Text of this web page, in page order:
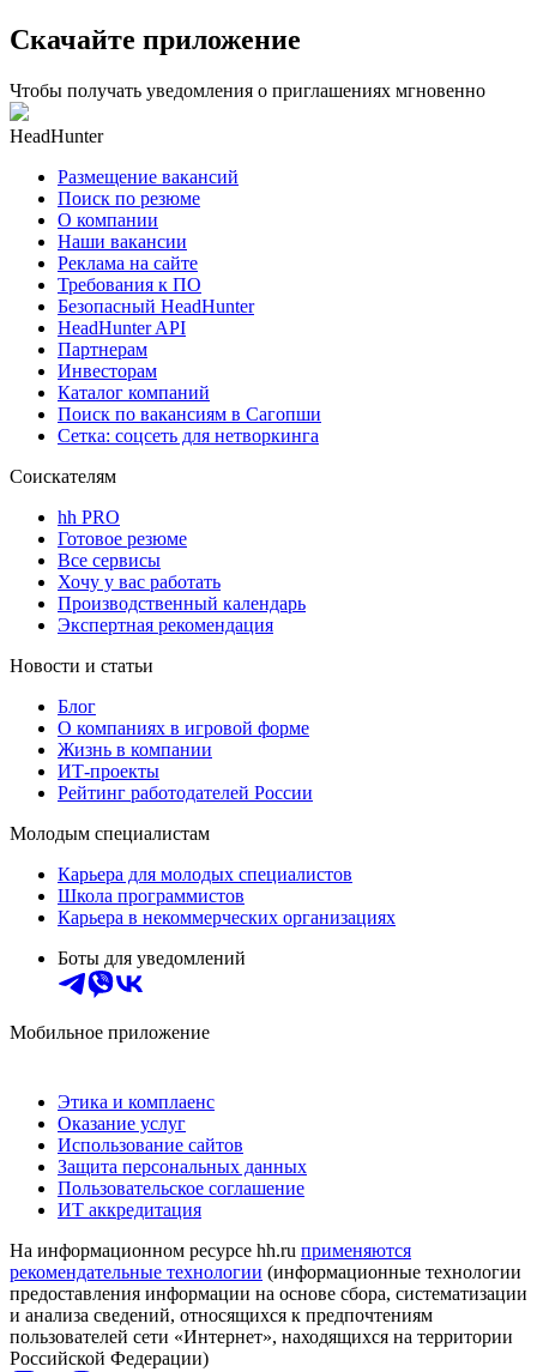
Скачайте приложение
Чтобы получать уведомления о приглашениях мгновенно
HeadHunter
Размещение вакансий
Поиск по резюме
О компании
Наши вакансии
Реклама на сайте
Требования к ПО
Безопасный HeadHunter
HeadHunter API
Партнерам
Инвесторам
Каталог компаний
Поиск по вакансиям в Сагопши
Сетка: соцсеть для нетворкинга
Соискателям
hh PRO
Готовое резюме
Все сервисы
Хочу у вас работать
Производственный календарь
Экспертная рекомендация
Новости и статьи
Блог
О компаниях в игровой форме
Жизнь в компании
ИТ-проекты
Рейтинг работодателей России
Молодым специалистам
Карьера для молодых специалистов
Школа программистов
Карьера в некоммерческих организациях
Боты для уведомлений
Мобильное приложение
Этика и комплаенс
Оказание услуг
Использование сайтов
Защита персональных данных
Пользовательское соглашение
ИТ аккредитация
На информационном ресурсе hh.ru применяются
рекомендательные технологии (информационные технологии
предоставления информации на основе сбора, систематизации
и анализа сведений, относящихся к предпочтениям
пользователей сети «Интернет», находящихся на территории
Российской Федерации)